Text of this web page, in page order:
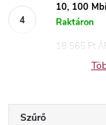
10, 100
Raktáron
18 565 Ft
Szűrő